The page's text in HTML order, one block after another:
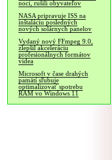
noci, rušili obyvateľov
NASA pripravuje ISS na
inštaláciu posledných
nových solárnych panelov
Vydaný nový FFmpeg 9.0,
zlepšil akceleráciu
profesionálnych formátov
videa
Microsoft v čase drahých
pamätí sľubuje
optimalizovať spotrebu
RAM vo Windows 11